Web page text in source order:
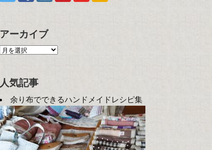
アーカイブ
人気記事
余り布でできるハンドメイドレシピ集